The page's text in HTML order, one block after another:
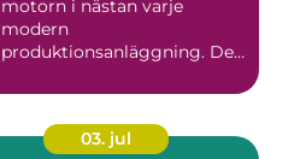
motorn i nästan varje
modern
produktionsanläggning. De
03. jul